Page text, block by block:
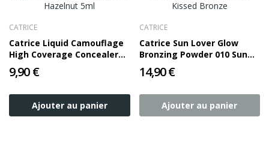
CATRICE
Catrice Liquid Camouflage
High Coverage Concealer
036 Hazelnut 5ml
9,90 €
Ajouter au panier
CATRICE
Catrice Sun Lover Glow
Bronzing Powder 010 Sun
Kissed Bronze
14,90 €
Ajouter au panier